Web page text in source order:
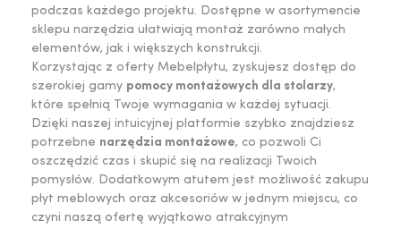
podczas każdego projektu. Dostępne w asortymencie
sklepu narzędzia ułatwiają montaż zarówno małych
elementów, jak i większych konstrukcji.
Korzystając z oferty Mebelpłytu, zyskujesz dostęp do
szerokiej gamy pomocy montażowych dla stolarzy,
które spełnią Twoje wymagania w każdej sytuacji.
Dzięki naszej intuicyjnej platformie szybko znajdziesz
potrzebne narzędzia montażowe, co pozwoli Ci
oszczędzić czas i skupić się na realizacji Twoich
pomysłów. Dodatkowym atutem jest możliwość zakupu
płyt meblowych oraz akcesoriów w jednym miejscu, co
czyni naszą ofertę wyjątkowo atrakcyjnym